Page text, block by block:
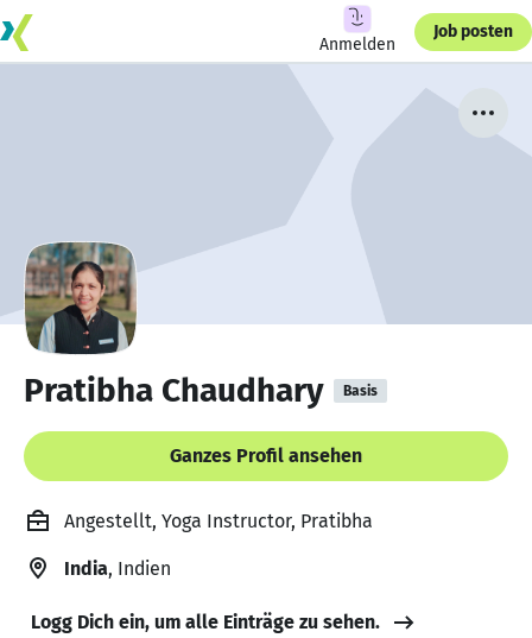
Anmelden
Job posten
Pratibha Chaudhary Basis
Ganzes Profil ansehen
Angestellt, Yoga Instructor, Pratibha
India, Indien
Logg Dich ein, um alle Einträge zu sehen.